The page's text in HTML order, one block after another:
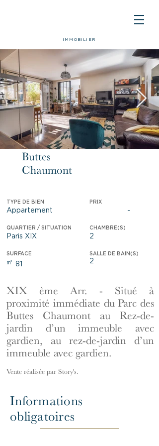
IMMOBILIER
Buttes
Chaumont
TYPE DE BIEN PRIX
Appartement -
QUARTIER / SITUATION CHAMBRE(S)
Paris XIX 2
SURFACE SALLE DE BAIN(S)
㎡ 81 2
XIX ème Arr. - Situé à
proximité immédiate du Parc des
Buttes Chaumont au Rez-de-
jardin d’un immeuble avec
gardien, au rez-de-jardin d’un
immeuble avec gardien.
Vente réalisée par Story's.
Informations
obligatoires